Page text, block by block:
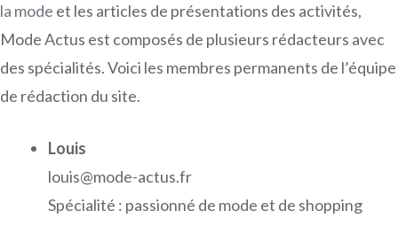
la mode et les articles de présentations des activités,
Mode Actus est composés de plusieurs rédacteurs avec
des spécialités. Voici les membres permanents de l’équipe
de rédaction du site.
Louis
louis@mode-actus.fr
Spécialité : passionné de mode et de shopping